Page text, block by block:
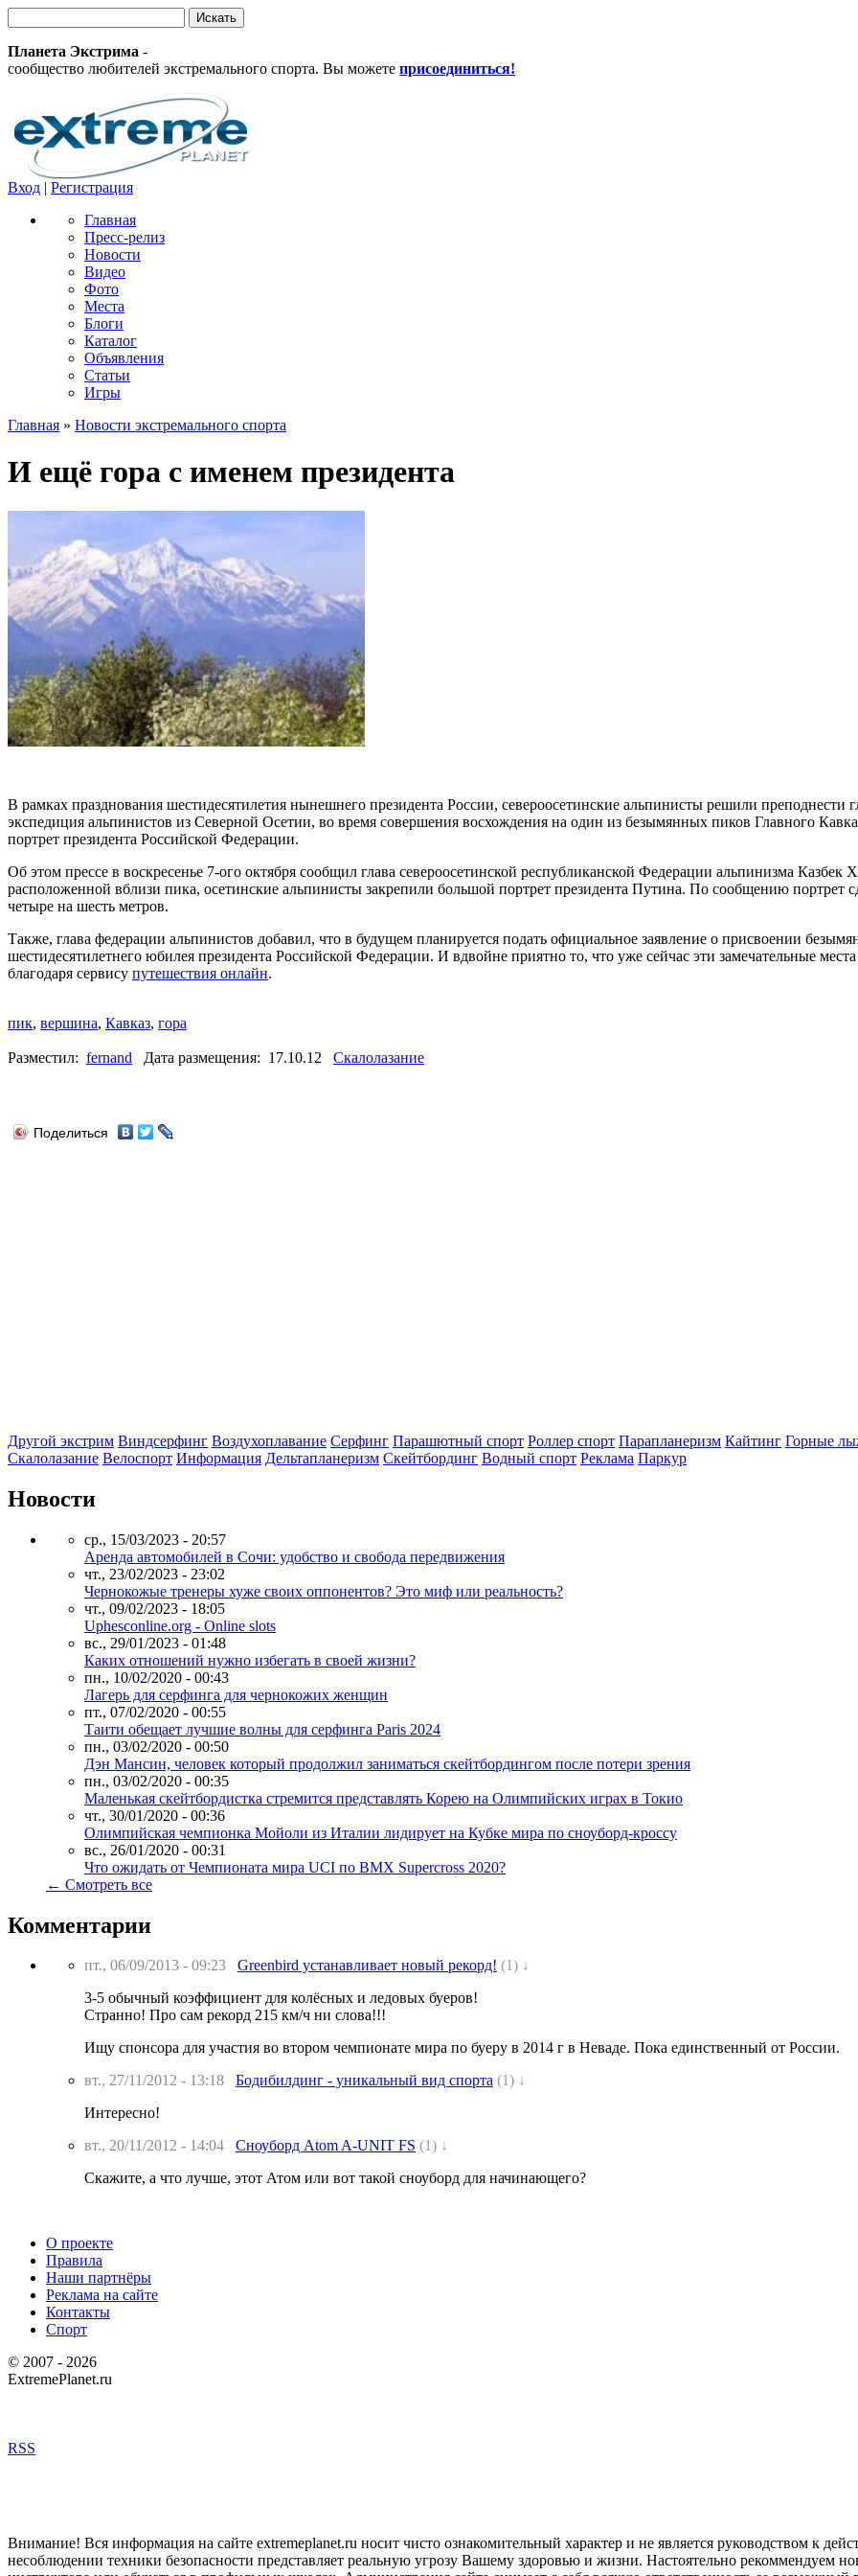
Планета Экстрима -
сообщество любителей экстремального спорта. Вы можете присоединиться!
Вход | Регистрация
Главная
Пресс-релиз
Новости
Видео
Фото
Места
Блоги
Каталог
Объявления
Статьи
Игры
Главная » Новости экстремального спорта
И ещё гора с именем президента
В рамках празднования шестидесятилетия нынешнего президента России, североосетинские альпинисты решили преподнести
экспедиция альпинистов из Северной Осетии, во время совершения восхождения на один из безымянных пиков Главного
портрет президента Российской Федерации.
Об этом прессе в воскресенье 7-ого октября сообщил глава североосетинской республиканской Федерации альпинизма
расположенной вблизи пика, осетинские альпинисты закрепили большой портрет президента Путина. По сообщению портрет
четыре на шесть метров.
Также, глава федерации альпинистов добавил, что в будущем планируется подать официальное заявление о присвоении
шестидесятилетнего юбилея президента Российской Федерации. И вдвойне приятно то, что уже сейчас эти замечательные
благодаря сервису путешествия онлайн.
пик, вершина, Кавказ, гора
Разместил: fernand Дата размещения: 17.10.12 Скалолазание
Поделиться
Другой экстрим Виндсерфинг Воздухоплавание Серфинг Парашютный спорт Роллер спорт Парапланеризм Кайтинг Горные
Скалолазание Велоспорт Информация Дельтапланеризм Скейтбординг Водный спорт Реклама Паркур
Новости
ср., 15/03/2023 - 20:57
Аренда автомобилей в Сочи: удобство и свобода передвижения
чт., 23/02/2023 - 23:02
Чернокожые тренеры хуже своих оппонентов? Это миф или реальность?
чт., 09/02/2023 - 18:05
Uphesconline.org - Online slots
вс., 29/01/2023 - 01:48
Каких отношений нужно избегать в своей жизни?
пн., 10/02/2020 - 00:43
Лагерь для серфинга для чернокожих женщин
пт., 07/02/2020 - 00:55
Таити обещает лучшие волны для серфинга Paris 2024
пн., 03/02/2020 - 00:50
Дэн Мансин, человек который продолжил заниматься скейтбордингом после потери зрения
пн., 03/02/2020 - 00:35
Маленькая скейтбордистка стремится представлять Корею на Олимпийских играх в Токио
чт., 30/01/2020 - 00:36
Олимпийская чемпионка Мойоли из Италии лидирует на Кубке мира по сноуборд-кроссу
вс., 26/01/2020 - 00:31
Что ожидать от Чемпионата мира UCI по BMX Supercross 2020?
← Смотреть все
Комментарии
пт., 06/09/2013 - 09:23 Greenbird устанавливает новый рекорд! (1) ↓
3-5 обычный коэффициент для колёсных и ледовых буеров!
Странно! Про сам рекорд 215 км/ч ни слова!!!
Ищу спонсора для участия во втором чемпионате мира по буеру в 2014 г в Неваде. Пока единственный от России.
вт., 27/11/2012 - 13:18
Бодибилдинг - уникальный вид спорта (1) ↓
Интересно!
вт., 20/11/2012 - 14:04
Сноуборд Atom A-UNIT FS (1) ↓
Скажите, а что лучше, этот Атом или вот такой сноуборд для начинающего?
О проекте
Правила
Наши партнёры
Реклама на сайте
Контакты
Спорт
© 2007 - 2026
ExtremePlanet.ru
RSS
Внимание! Вся информация на сайте extremeplanet.ru носит чисто ознакомительный характер и не является руководством к
несоблюдении техники безопасности представляет реальную угрозу Вашему здоровью и жизни. Настоятельно рекоммендуем